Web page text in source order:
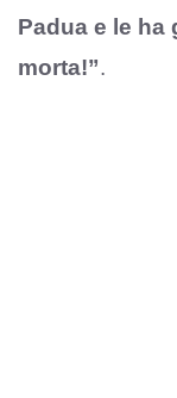
Padua e le ha
morta!”.